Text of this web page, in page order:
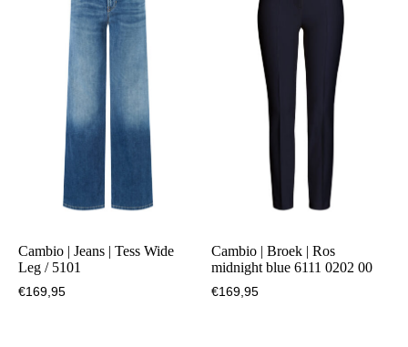
Cambio | Jeans | Tess Wide
Leg / 5101
€169,95
Cambio | Broek | Ros
midnight blue 6111 0202 00
€169,95